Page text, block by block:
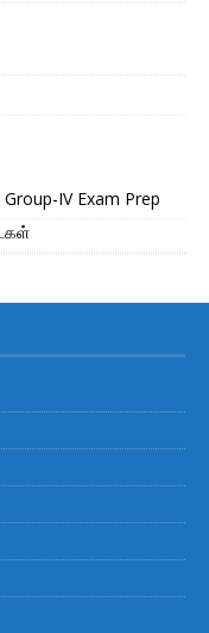
Group-IV Exam Prep